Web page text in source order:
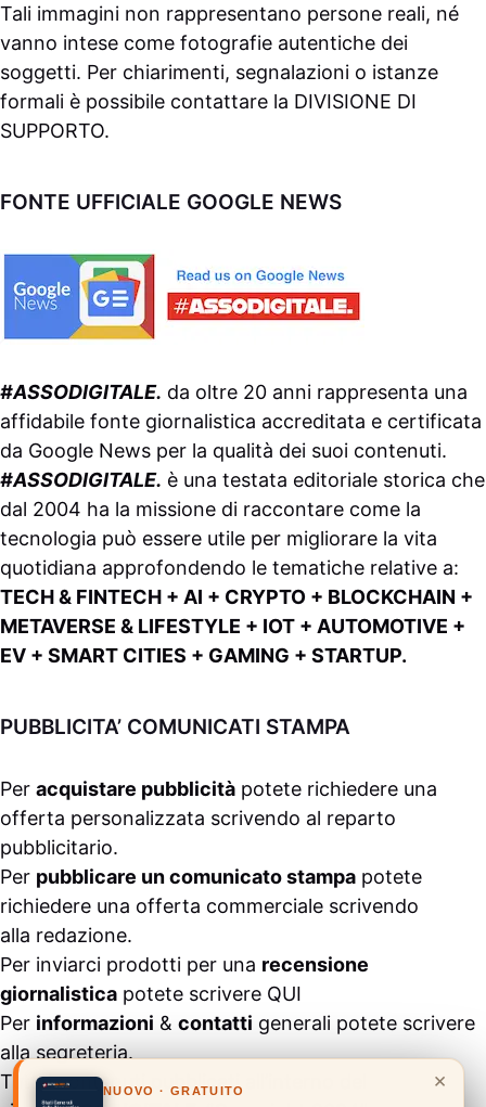
Tali immagini non rappresentano persone reali, né
vanno intese come fotografie autentiche dei
soggetti. Per chiarimenti, segnalazioni o istanze
formali è possibile contattare la DIVISIONE DI
SUPPORTO.
FONTE UFFICIALE GOOGLE NEWS
#ASSODIGITALE. da oltre 20 anni rappresenta una
affidabile fonte giornalistica accreditata e certificata
da Google News per la qualità dei suoi contenuti.
#ASSODIGITALE. è una testata editoriale storica che
dal 2004 ha la missione di raccontare come la
tecnologia può essere utile per migliorare la vita
quotidiana approfondendo le tematiche relative a:
TECH & FINTECH + AI + CRYPTO + BLOCKCHAIN +
METAVERSE & LIFESTYLE + IOT + AUTOMOTIVE +
EV + SMART CITIES + GAMING + STARTUP.
PUBBLICITA’ COMUNICATI STAMPA
Per acquistare pubblicità potete richiedere una
offerta personalizzata scrivendo al reparto
pubblicitario.
Per pubblicare un comunicato stampa potete
richiedere una offerta commerciale scrivendo
alla redazione.
Per inviarci prodotti per una recensione
giornalistica potete scrivere QUI
Per informazioni & contatti generali potete scrivere
alla segreteria.
Tutti i contenuti pubblicati all’interno del
×
NUOVO · GRATUITO